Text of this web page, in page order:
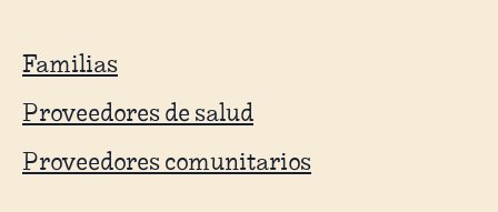
Familias
Proveedores de salud
Proveedores comunitarios